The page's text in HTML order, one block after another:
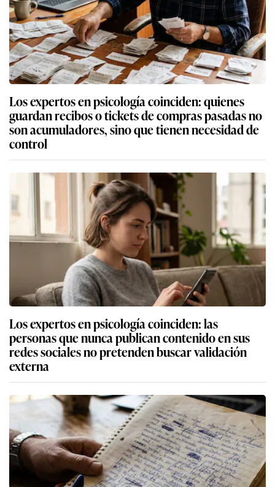
Los expertos en psicología coinciden: quienes
guardan recibos o tickets de compras pasadas no
son acumuladores, sino que tienen necesidad de
control
Los expertos en psicología coinciden: las
personas que nunca publican contenido en sus
redes sociales no pretenden buscar validación
externa